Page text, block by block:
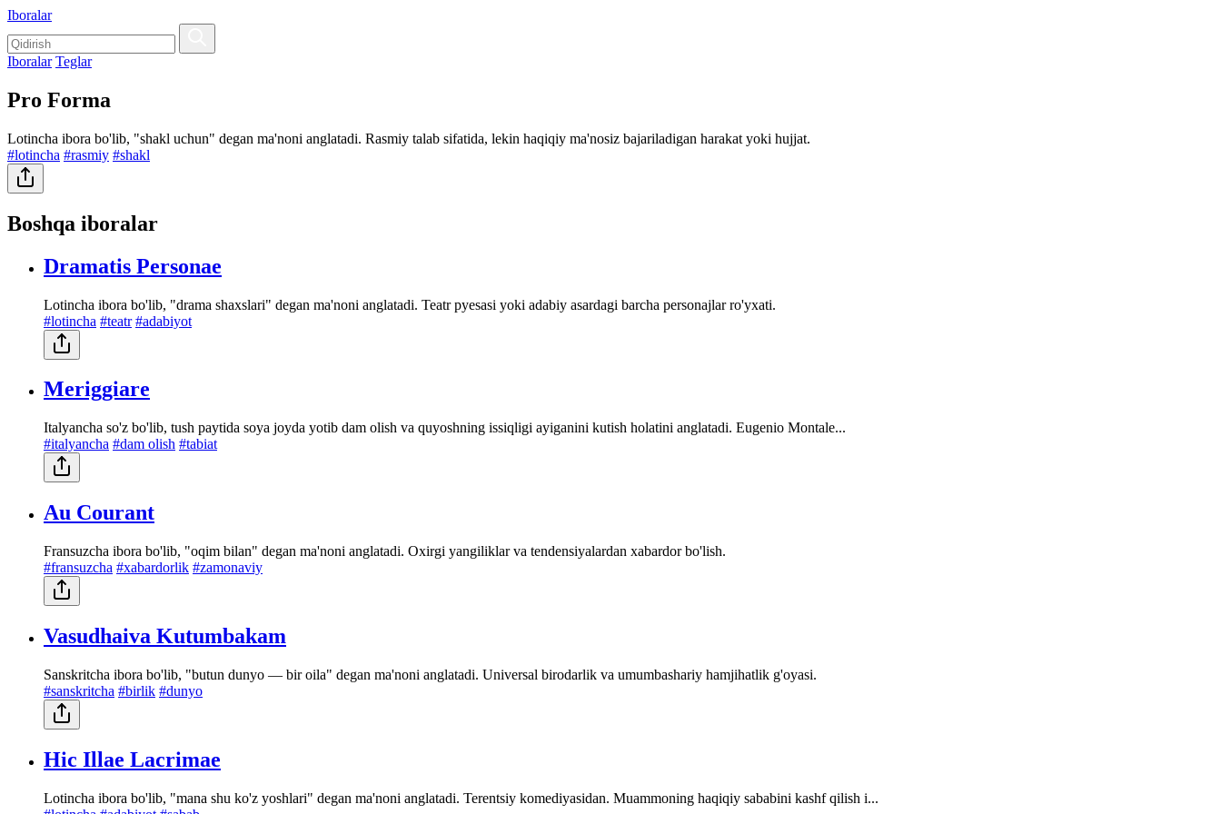
Iboralar
Iboralar Teglar
Pro Forma
Lotincha ibora bo'lib, "shakl uchun" degan ma'noni anglatadi. Rasmiy talab sifatida, lekin haqiqiy ma'nosiz bajariladigan harakat yoki hujjat.
#lotincha #rasmiy #shakl
Boshqa iboralar
Dramatis Personae
Lotincha ibora bo'lib, "drama shaxslari" degan ma'noni anglatadi. Teatr pyesasi yoki adabiy asardagi barcha personajlar ro'yxati.
#lotincha #teatr #adabiyot
Meriggiare
Italyancha so'z bo'lib, tush paytida soya joyda yotib dam olish va quyoshning issiqligi ayiganini kutish holatini anglatadi. Eugenio Montale...
#italyancha #dam olish #tabiat
Au Courant
Fransuzcha ibora bo'lib, "oqim bilan" degan ma'noni anglatadi. Oxirgi yangiliklar va tendensiyalardan xabardor bo'lish.
#fransuzcha #xabardorlik #zamonaviy
Vasudhaiva Kutumbakam
Sanskritcha ibora bo'lib, "butun dunyo — bir oila" degan ma'noni anglatadi. Universal birodarlik va umumbashariy hamjihatlik g'oyasi.
#sanskritcha #birlik #dunyo
Hic Illae Lacrimae
Lotincha ibora bo'lib, "mana shu ko'z yoshlari" degan ma'noni anglatadi. Terentsiy komediyasidan. Muammoning haqiqiy sababini kashf qilish i...